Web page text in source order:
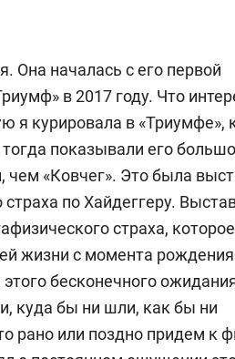
Она началась с его первой
в 2017 году. Что
я курировала в «Триумфе»,
показывали его
«Ковчег». Это была
по Хайдеггеру.
страха, которое
жизни с момента
бесконечного
куда бы ни шли, как бы ни
рано или поздно придем к